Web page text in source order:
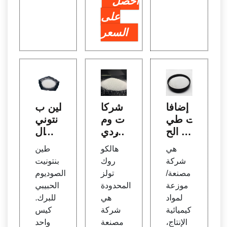
على
السعر
طين ب
نتوني
ت ال
صودي
وم ل
سد ال
بركة -
سعر ا
لطن
طين
بنتونيت
الصوديوم
الحبيبي
للبرك.
كيس
واحد
شركا
ت وم
وردي
لقم ال
حفر ف
ي تون
س
هالكو
روك
تولز
المحدودة
هي
شركة
مصنعة
إضافا
ت طي
ن الح
صير
Bead
واصل
هي
شركة
مصنعة/
موزعة
لمواد
كيميائية
الإنتاج،